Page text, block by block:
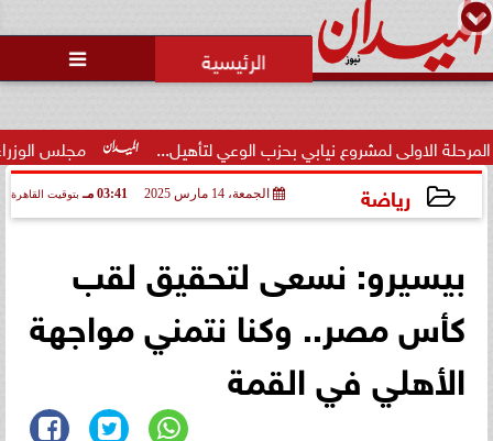

مجلس الوزراء يوافق على لمشروع نيابي بحزب الوعي لتأهيل...
رياضة الجمعة، 14 مارس 2025 03:41 مـ بتوقيت القاهرة
بيسيرو: نسعى لتحقيق لقب
كأس مصر.. وكنا نتمني مواجهة
الأهلي في القمة